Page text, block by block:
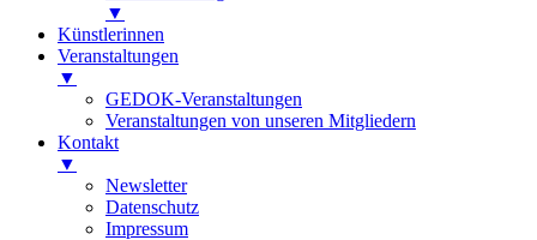
▼
Künstlerinnen
Veranstaltungen
▼
GEDOK-Veranstaltungen
Veranstaltungen von unseren Mitgliedern
Kontakt
▼
Newsletter
Datenschutz
Impressum